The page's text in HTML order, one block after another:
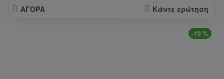
ΑΓΟΡΑ Κάντε ερώτηση
-10 %